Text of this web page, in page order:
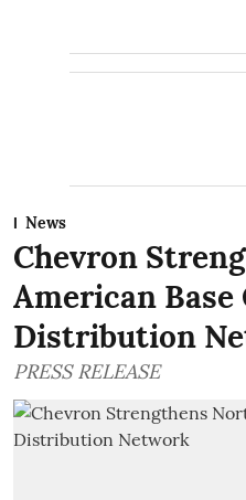
News
Chevron
American Base
Distribution
PRESS RELEASE